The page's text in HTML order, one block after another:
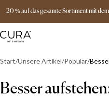
20 % auf das gesamte Sortiment mit
Start Unsere Artikel Popular
Besser